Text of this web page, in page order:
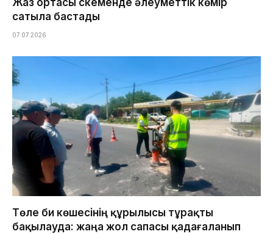
сатыла бастады
07.07.2026
Төле би көшесінің құрылысы тұрақты
бақылауда: жаңа жол сапасы қадағаланып